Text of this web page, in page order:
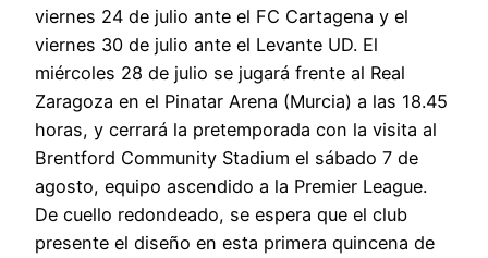
viernes 24 de julio ante el FC Cartagena y el
viernes 30 de julio ante el Levante UD. El
miércoles 28 de julio se jugará frente al Real
Zaragoza en el Pinatar Arena (Murcia) a las 18.45
horas, y cerrará la pretemporada con la visita al
Brentford Community Stadium el sábado 7 de
agosto, equipo ascendido a la Premier League.
De cuello redondeado, se espera que el club
presente el diseño en esta primera quincena de